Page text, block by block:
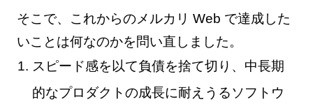
そこで、これからのメルカリ Web で達成した
いことは何なのかを問い直しました。
スピード感を以て負債を捨て切り、中長期
的なプロダクトの成長に耐えうるソフトウ